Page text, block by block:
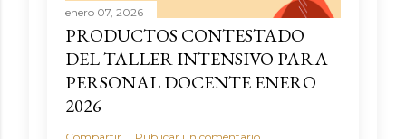
enero 07, 2026
PRODUCTOS CONTESTADO
DEL TALLER INTENSIVO PARA
PERSONAL DOCENTE ENERO
2026